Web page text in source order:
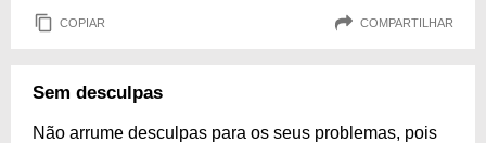
COPIAR COMPARTILHAR
Sem desculpas
Não arrume desculpas para os seus problemas, pois